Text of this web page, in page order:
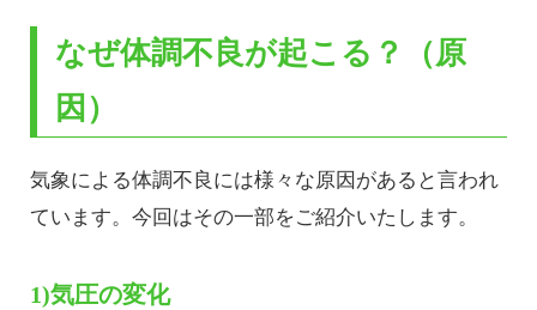
なぜ体調不良が起こる？（原
因）
気象による体調不良には様々な原因があると言われ
ています。今回はその一部をご紹介いたします。
1)気圧の変化